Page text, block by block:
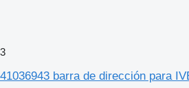
3
41036943 barra de dirección para